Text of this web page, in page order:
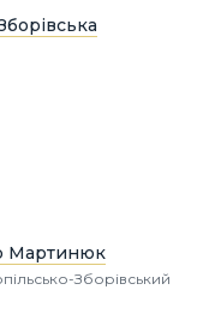
Мартинюк
Зборівський